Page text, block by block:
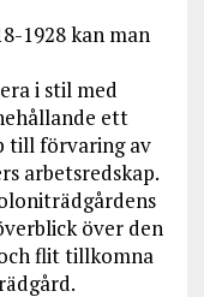
1928 kan man
i stil med
ett
till förvaring av
arbetsredskap.
över den
flit tillkomna